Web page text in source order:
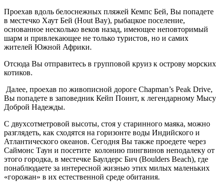
Проехав вдоль белоснежных пляжей Кемпс Бей, Вы попадете
в местечко Хаут Бей (Hout Bay), рыбацкое поселение,
основанное несколько веков назад, имеющее неповторимый
шарм и привлекающее не только туристов, но и самих
жителей Южной Африки.
Отсюда Вы отправитесь в групповой круиз к острову морских
котиков.
Далее, проехав по живописной дороге Chapman’s Peak Drive,
Вы попадете в заповедник Кейп Поинт, к легендарному Мысу
Доброй Надежды.
С двухсотметровой высоты, стоя у старинного маяка, можно
разглядеть, как сходятся на горизонте воды Индийского и
Атлантического океанов. Сегодня Вы также проедете через
Саймонс Таун и посетите колонию пингвинов неподалеку от
этого городка, в местечке Баулдерс Бич (Boulders Beach), где
понаблюдаете за интересной жизнью этих милых маленьких
«горожан» в их естественной среде обитания.